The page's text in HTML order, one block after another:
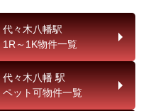
代々木八幡駅
1R～1K物件一覧
代々木八幡 駅
ペット可物件一覧